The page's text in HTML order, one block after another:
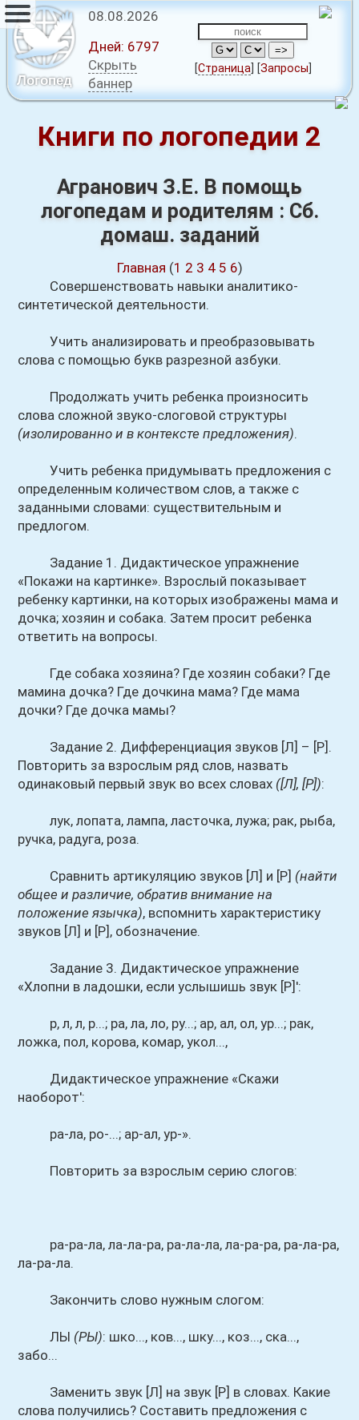
Логопед
08.08.2026
Дней: 6797
Скрыть
баннер
[Страница [Запросы
Книги по логопедии 2
Агранович З.Е. В помощь
логопедам и родителям : Сб.
домаш. заданий
Главная (1 2 3 4 5 6)
Совершенствовать навыки аналитико-
синтетической деятельности.
Учить анализировать и преобразовывать
слова с помощью букв разрезной азбуки.
Продолжать учить ребенка произносить
слова сложной звуко-слоговой структуры
(изолированно и в контексте предложения).
Учить ребенка придумывать предложения с
определенным количеством слов, а также с
заданными словами: существительным и
предлогом.
Задание 1. Дидактическое упражнение
«Покажи на картинке». Взрослый показывает
ребенку картинки, на которых изображены мама и
дочка; хозяин и собака. Затем просит ребенка
ответить на вопросы.
Где собака хозяина? Где хозяин собаки? Где
мамина дочка? Где дочкина мама? Где мама
дочки? Где дочка мамы?
Задание 2. Дифференциация звуков [Л] – [Р].
Повторить за взрослым ряд слов, назвать
одинаковый первый звук во всех словах ([Л], [Р]):
лук, лопата, лампа, ласточка, лужа; рак, рыба,
ручка, радуга, роза.
Сравнить артикуляцию звуков [Л] и [Р] (найти
общее и различие, обратив внимание на
положение язычка), вспомнить характеристику
звуков [Л] и [Р], обозначение.
Задание 3. Дидактическое упражнение
«Хлопни в ладошки, если услышишь звук [Р]':
р, л, л, р...; ра, ла, ло, ру...; ар, ал, ол, ур...; рак,
ложка, пол, корова, комар, укол...,
Дидактическое упражнение «Скажи
наоборот':
ра-ла, ро-...; ар-ал, ур-».
Повторить за взрослым серию слогов:
ра-ра-ла, ла-ла-ра, ра-ла-ла, ла-ра-ра, ра-ла-ра,
ла-ра-ла.
Закончить слово нужным слогом:
ЛЫ (РЫ): шко..., ков..., шку..., коз..., ска...,
забо...
Заменить звук [Л] на звук [Р] в словах. Какие
слова получились? Составить предложения с